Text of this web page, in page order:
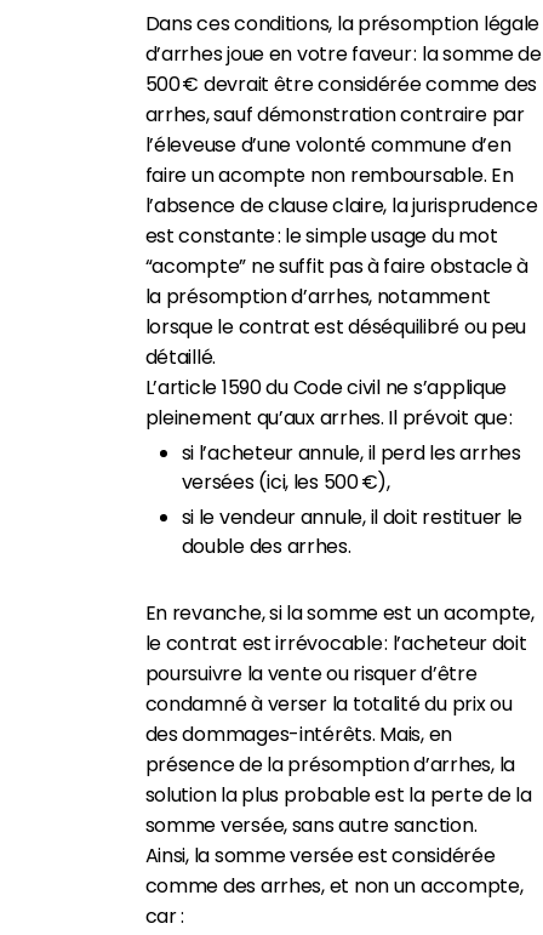
Dans ces conditions, la présomption légale
d’arrhes joue en votre faveur : la somme de
500 € devrait être considérée comme des
arrhes, sauf démonstration contraire par
l’éleveuse d’une volonté commune d’en
faire un acompte non remboursable. En
l’absence de clause claire, la jurisprudence
est constante : le simple usage du mot
“acompte” ne suffit pas à faire obstacle à
la présomption d’arrhes, notamment
lorsque le contrat est déséquilibré ou peu
détaillé.
L’article 1590 du Code civil ne s’applique
pleinement qu’aux arrhes. Il prévoit que :
si l’acheteur annule, il perd les arrhes
versées (ici, les 500 €),
si le vendeur annule, il doit restituer le
double des arrhes.
En revanche, si la somme est un acompte,
le contrat est irrévocable : l’acheteur doit
poursuivre la vente ou risquer d’être
condamné à verser la totalité du prix ou
des dommages-intérêts. Mais, en
présence de la présomption d’arrhes, la
solution la plus probable est la perte de la
somme versée, sans autre sanction.
Ainsi, la somme versée est considérée
comme des arrhes, et non un accompte,
car :